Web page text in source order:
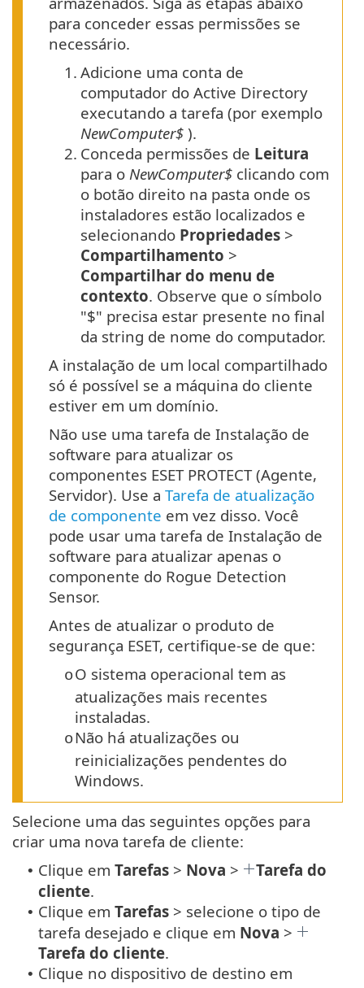
para conceder essas permissões se
necessário.
1. Adicione uma conta de
computador do Active Directory
executando a tarefa (por exemplo
NewComputer$ ).
2. Conceda permissões de Leitura
para o NewComputer$ clicando com
o botão direito na pasta onde os
instaladores estão localizados e
selecionando Propriedades >
Compartilhamento >
Compartilhar do menu de
contexto. Observe que o símbolo
"$" precisa estar presente no final
da string de nome do computador.
A instalação de um local compartilhado
só é possível se a máquina do cliente
estiver em um domínio.
Não use uma tarefa de Instalação de
software para atualizar os
componentes ESET PROTECT (Agente,
Servidor). Use a Tarefa de atualização
de componente em vez disso. Você
pode usar uma tarefa de Instalação de
software para atualizar apenas o
componente do Rogue Detection
Sensor.
Antes de atualizar o produto de
segurança ESET, certifique-se de que:
oO sistema operacional tem as
atualizações mais recentes
instaladas.
oNão há atualizações ou
reinicializações pendentes do
Windows.
Selecione uma das seguintes opções para
criar uma nova tarefa de cliente:
• Clique em Tarefas > Nova >
Tarefa do
cliente.
• Clique em Tarefas > selecione o tipo de
tarefa desejado e clique em Nova >
Tarefa do cliente.
• Clique no dispositivo de destino em